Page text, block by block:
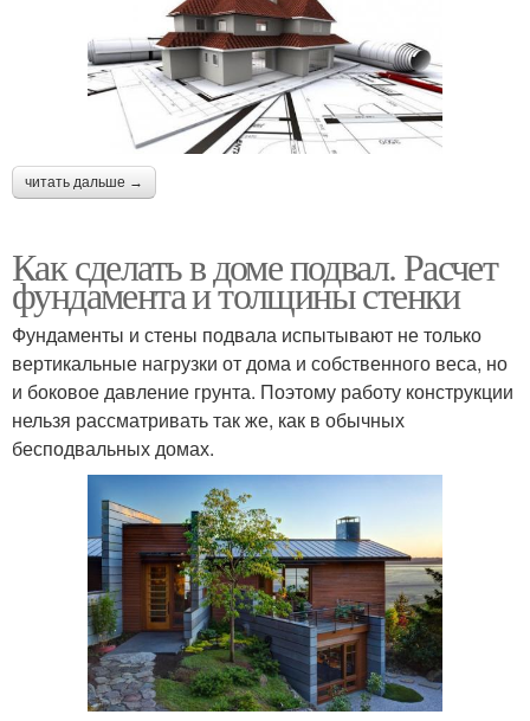
читать дальше →
Как сделать в доме подвал. Расчет
фундамента и толщины стенки
Фундаменты и стены подвала испытывают не только
вертикальные нагрузки от дома и собственного веса, но
и боковое давление грунта. Поэтому работу конструкции
нельзя рассматривать так же, как в обычных
бесподвальных домах.